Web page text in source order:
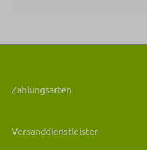
Zahlungsarten
Versanddienstleister